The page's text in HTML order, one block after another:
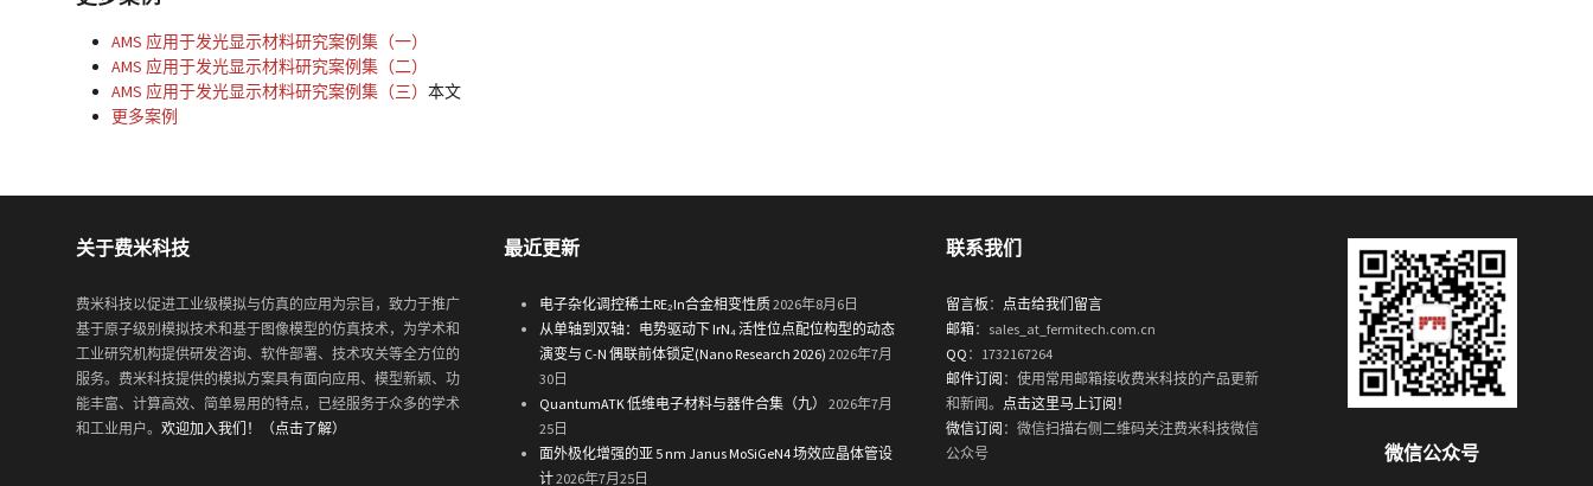
AMS 应用于发光显示材料研究案例集（一）
AMS 应用于发光显示材料研究案例集（二）
AMS 应用于发光显示材料研究案例集（三）本文
更多案例
关于费米科技
费米科技以促进工业级模拟与仿真的应用为宗旨，致力于推广
基于原子级别模拟技术和基于图像模型的仿真技术，为学术和
工业研究机构提供研发咨询、软件部署、技术攻关等全方位的
服务。费米科技提供的模拟方案具有面向应用、模型新颖、功
能丰富、计算高效、简单易用的特点，已经服务于众多的学术
和工业用户。欢迎加入我们！（点击了解）
最近更新
电子杂化调控稀土RE₂In合金相变性质2026年8月6日
从单轴到双轴：电势驱动下 IrN₄ 活性位点配位构型的动态
演变与 C-N 偶联前体锁定(Nano Research 2026) 2026年7月
30日
QuantumATK 低维电子材料与器件合集（九）
2026年7月
25日
面外极化增强的亚 5 nm Janus MoSiGeN4 场效应晶体管设
计2026年7月25日
联系我们
留言板 ： 点击给我们留言
邮箱：sales_at_fermitech.com.cn
QQ ：1732167264
邮件订阅 ：使用常用邮箱接收费米科技的产品更新
和新闻。 点击这里马上订阅！
微信订阅 ：微信扫描右侧二维码关注费米科技微信
公众号
微信公众号